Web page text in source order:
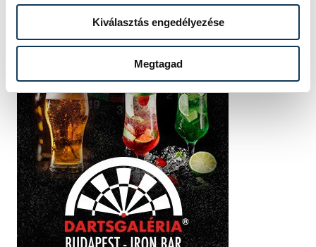
Kiválasztás engedélyezése
Megtagad